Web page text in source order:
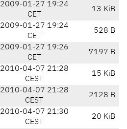
2009-01-27 19:24
CET
13 KiB
2009-01-27 19:24
CET
528 B
2009-01-27 19:26
CET
7197 B
2010-04-07 21:28
CEST
15 KiB
2010-04-07 21:28
CEST
2128 B
2010-04-07 21:30
CEST
20 KiB